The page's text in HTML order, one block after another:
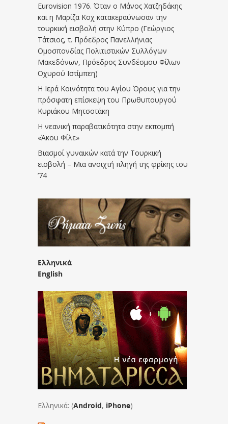
Eurovision 1976. Όταν ο Μάνος Χατζηδάκης
και η Μαρίζα Κοχ κατακεραύνωσαν την
τουρκική εισβολή στην Κύπρο (Γεώργιος
Τάτσιος, τ. Πρόεδρος Πανελλήνιας
Ομοσπονδίας Πολιτιστικών Συλλόγων
Μακεδόνων, Πρόεδρος Συνδέσμου Φίλων
Οχυρού Ιστίμπεη)
Η Ιερά Κοινότητα του Αγίου Όρους για την
πρόσφατη επίσκεψη του Πρωθυπουργού
Κυριάκου Μητσοτάκη
Η νεανική παραβατικότητα στην εκπομπή
«Άκου Φίλε»
Βιασμοί γυναικών κατά την Τουρκική
εισβολή – Μια ανοιχτή πληγή της φρίκης του
’74
Ελληνικά
English
Ελληνικά: (Android, iPhone)